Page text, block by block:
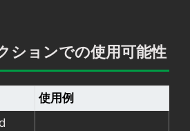
ションでの使用可能性
使用例